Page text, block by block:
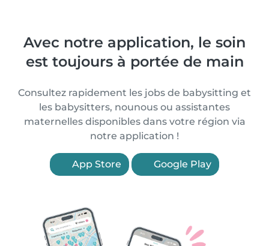
Avec notre application, le soin
est toujours à portée de main
Consultez rapidement les jobs de babysitting et
les babysitters, nounous ou assistantes
maternelles disponibles dans votre région via
notre application !
App Store Google Play